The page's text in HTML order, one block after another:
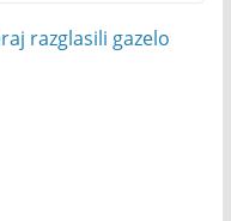
razglasili gazelo